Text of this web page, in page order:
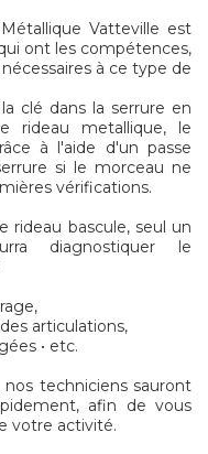
Vatteville est
ont les compétences,
à ce type de
clé dans la serrure en
rideau metallique, le
à l'aide d'un passe
si le morceau ne
vérifications.
rideau bascule, seul un
diagnostiquer le
articulations,
• etc.
techniciens sauront
afin de vous
votre activité.